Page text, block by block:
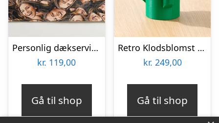
Personlig dækserviet med Billede – Multiface
kr. 119,00
Gå til shop
Retro Klodsblomst – Stor
kr. 249,00
Gå til shop